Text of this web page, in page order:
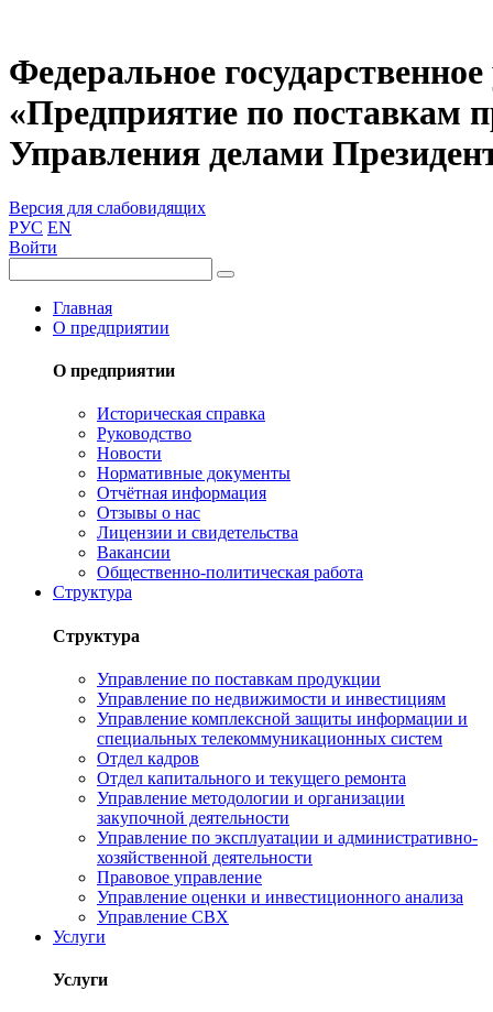
Федеральное
«Предприятие по поставкам
Управления делами
Версия для слабовидящих
РУС EN
Войти
Главная
О предприятии
О предприятии
Историческая справка
Руководство
Новости
Нормативные документы
Отчётная информация
Отзывы о нас
Лицензии и свидетельства
Вакансии
Общественно-политическая работа
Структура
Структура
Управление по поставкам продукции
Управление по недвижимости и инвестициям
Управление комплексной защиты информации и
специальных телекоммуникационных систем
Отдел кадров
Отдел капитального и текущего ремонта
Управление методологии и организации
закупочной деятельности
Управление по эксплуатации и административно-
хозяйственной деятельности
Правовое управление
Управление оценки и инвестиционного анализа
Управление СВХ
Услуги
Услуги